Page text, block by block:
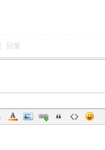
回复